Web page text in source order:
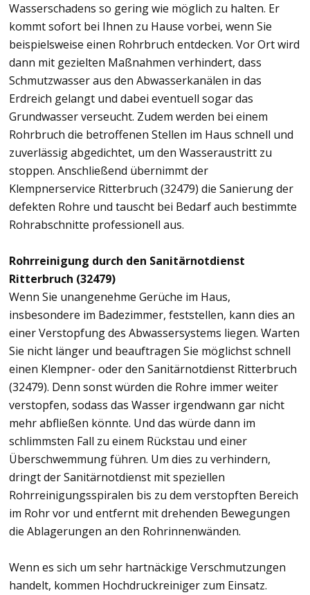
Wasserschadens so gering wie möglich zu halten. Er
kommt sofort bei Ihnen zu Hause vorbei, wenn Sie
beispielsweise einen Rohrbruch entdecken. Vor Ort wird
dann mit gezielten Maßnahmen verhindert, dass
Schmutzwasser aus den Abwasserkanälen in das
Erdreich gelangt und dabei eventuell sogar das
Grundwasser verseucht. Zudem werden bei einem
Rohrbruch die betroffenen Stellen im Haus schnell und
zuverlässig abgedichtet, um den Wasseraustritt zu
stoppen. Anschließend übernimmt der
Klempnerservice Ritterbruch (32479) die Sanierung der
defekten Rohre und tauscht bei Bedarf auch bestimmte
Rohrabschnitte professionell aus.
Rohrreinigung durch den Sanitärnotdienst
Ritterbruch (32479)
Wenn Sie unangenehme Gerüche im Haus,
insbesondere im Badezimmer, feststellen, kann dies an
einer Verstopfung des Abwassersystems liegen. Warten
Sie nicht länger und beauftragen Sie möglichst schnell
einen Klempner- oder den Sanitärnotdienst Ritterbruch
(32479). Denn sonst würden die Rohre immer weiter
verstopfen, sodass das Wasser irgendwann gar nicht
mehr abfließen könnte. Und das würde dann im
schlimmsten Fall zu einem Rückstau und einer
Überschwemmung führen. Um dies zu verhindern,
dringt der Sanitärnotdienst mit speziellen
Rohrreinigungsspiralen bis zu dem verstopften Bereich
im Rohr vor und entfernt mit drehenden Bewegungen
die Ablagerungen an den Rohrinnenwänden.
Wenn es sich um sehr hartnäckige Verschmutzungen
handelt, kommen Hochdruckreiniger zum Einsatz.